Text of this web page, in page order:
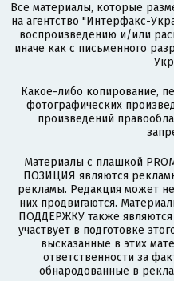
Все материалы, которые
на агентство "Интерфакс-
воспроизведению и/или
иначе как с письменного
Какое-либо копирование,
фотографических
произведений
Материалы с плашкой
ПОЗИЦИЯ являются
рекламы. Редакция может
них продвигаются.
ПОДДЕРЖКУ также
участвует в подготовке
высказанные в этих
ответственности за
обнародованные в